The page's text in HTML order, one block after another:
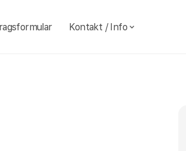
Kontakt / Info